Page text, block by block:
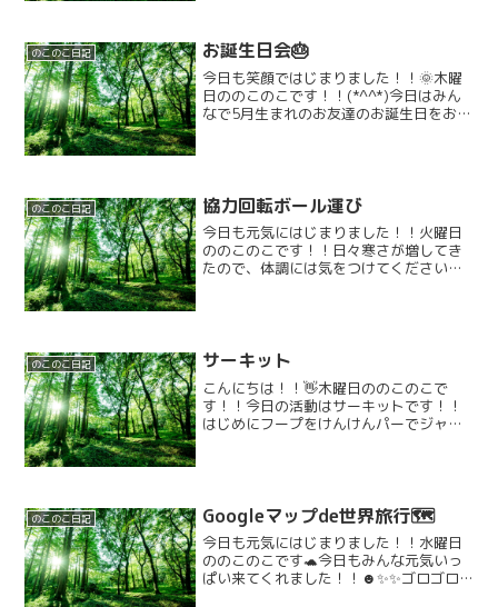
のこのこ日記 お誕生日会🎂
今日も笑顔ではじまりました！！🌞木曜
日ののこのこです！！(*^^*)今日はみん
なで5月生まれのお友達のお誕生日をお祝
のこのこ日記 協力回転ボール運び
今日も元気にはじまりました！！火曜日
ののこのこです！！日々寒さが増してき
たので、体調には気をつけてください
のこのこ日記 サーキット
こんにちは！！👋木曜日ののこのこで
す！！今日の活動はサーキットです！！
はじめにフープをけんけんパーでジャン
のこのこ日記 Googleマップde世界旅行🗺
今日も元気にはじまりました！！水曜日
ののこのこです🐢今日もみんな元気いっ
ぱい来てくれました！！☻✨✨ゴロゴロ